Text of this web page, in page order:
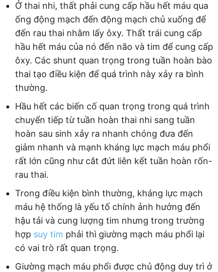
Ở thai nhi, thất phải cung cấp hầu hết máu qua
ống động mạch đến động mạch chủ xuống để
đến rau thai nhằm lấy ôxy. Thất trái cung cấp
hầu hết máu của nó đến não và tim để cung cấp
ôxy. Các shunt quan trọng trong tuần hoàn bào
thai tạo điều kiện để quá trình này xảy ra bình
thường.
Hầu hết các biến cố quan trọng trong quá trình
chuyển tiếp từ tuần hoàn thai nhi sang tuần
hoàn sau sinh xảy ra nhanh chóng đưa đến
giảm nhanh và mạnh kháng lực mạch máu phổi
rất lớn cũng như cắt đứt liên kết tuần hoàn rốn-
rau thai.
Trong điều kiện bình thường, kháng lực mạch
máu hệ thống là yếu tố chính ảnh hưởng đến
hậu tải và cung lượng tim nhưng trong trường
hợp suy tim phải thì giường mạch máu phổi lại
có vai trò rất quan trọng.
Giường mạch máu phổi được chủ động duy trì ở